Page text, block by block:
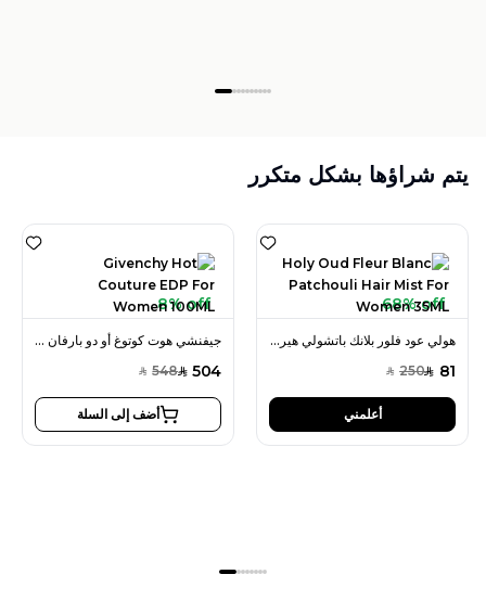
يتم شراؤها بشكل متكرر
8% off
جيفنشي هوت كوتوغ أو دو بارفان 100 مل للنساء
SAR 504
SAR 548
أضف إلى السلة
68% off
هولي عود فلور بلانك باتشولي هير ميست 35 مل للنساء
SAR 81
SAR 250
أعلمني